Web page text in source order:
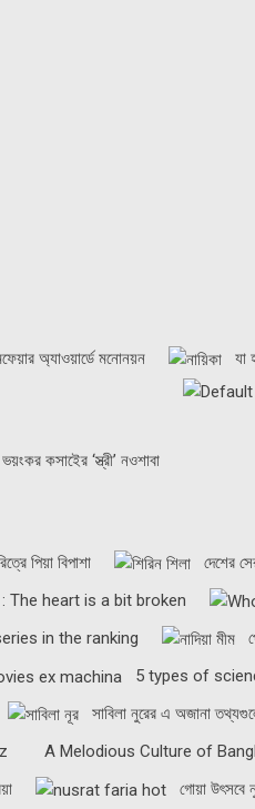
অ্যাওয়ার্ডে মনোনয়ন যা
ভয়ংকর কসাইের ‘স্ত্রী’ নওশাবা
পিয়া বিপাশা
দেশের
The heart is a bit broken
in the ranking
5 types of
সাবিলা নুরের এ অজানা
A Melodious Culture of
গোয়া উৎসবে